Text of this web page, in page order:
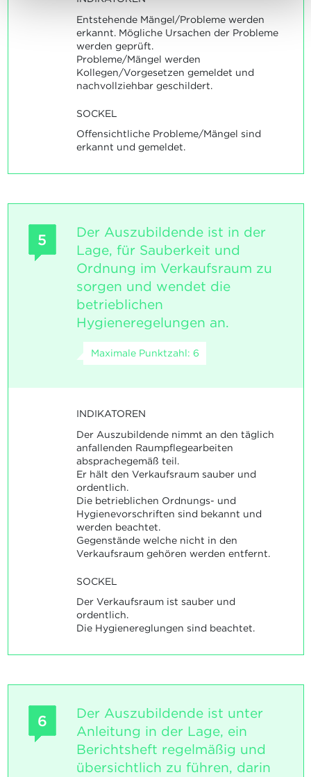
Entstehende Mängel/Probleme werden
erkannt. Mögliche Ursachen der Probleme
werden geprüft.
Probleme/Mängel werden
Kollegen/Vorgesetzen gemeldet und
nachvollziehbar geschildert.
SOCKEL
Offensichtliche Probleme/Mängel sind
erkannt und gemeldet.
5
Der Auszubildende ist in der
Lage, für Sauberkeit und
Ordnung im Verkaufsraum zu
sorgen und wendet die
betrieblichen
Hygieneregelungen an.
Maximale Punktzahl: 6
INDIKATOREN
Der Auszubildende nimmt an den täglich
anfallenden Raumpflegearbeiten
absprachegemäß teil.
Er hält den Verkaufsraum sauber und
ordentlich.
Die betrieblichen Ordnungs- und
Hygienevorschriften sind bekannt und
werden beachtet.
Gegenstände welche nicht in den
Verkaufsraum gehören werden entfernt.
SOCKEL
Der Verkaufsraum ist sauber und
ordentlich.
Die Hygienereglungen sind beachtet.
6
Der Auszubildende ist unter
Anleitung in der Lage, ein
Berichtsheft regelmäßig und
übersichtlich zu führen, darin